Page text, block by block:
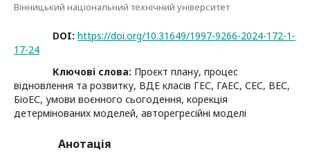
Вінницький національний технічний університет
DOI: https://doi.org/10.31649/1997-9266-2024-172-1-
17-24
Ключові слова: Проєкт плану, процес
відновлення та розвитку, ВДЕ класів ГЕС, ГАЕС, СЕС, ВЕС,
БіоЕС, умови воєнного сьогодення, корекція
детермінованих моделей, авторегресійні моделі
Анотація